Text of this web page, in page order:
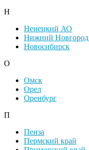
Н
Ненецкий АО
Нижний Новгород
Новосибирск
О
Омск
Орел
Оренбург
П
Пенза
Пермский край